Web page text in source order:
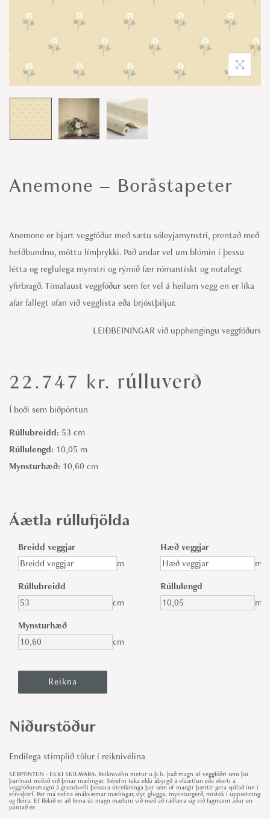
Anemone – Boråstapeter
22.747 kr. rúlluverð
Anemone er bjart veggfóður með sætu sóleyjamynstri, prentað með
hefðbundnu, möttu límþrykki. Það andar vel um blómin í þessu
létta og reglulega mynstri og rýmið fær rómantískt og notalegt
yfirbragð. Tímalaust veggfóður sem fer vel á heilum vegg en er líka
afar fallegt ofan við vegglista eða brjóstþiljur.
LEIÐBEININGAR við upphengingu veggfóðurs
Í boði sem biðpöntun
Rúllubreidd: 53 cm
Rúllulengd: 10,05 m
Mynsturhæð: 10,60 cm
Áætla rúllufjölda
Breidd veggjar
m
Hæð veggjar
m
Rúllubreidd
cm
Rúllulengd
m
Mynsturhæð
cm
Niðurstöður
Endilega stimplið tölur í reiknivélina
SÉRPÖNTUN - EKKI SKILAVARA: Reiknivélin metur u.þ.b. það magn af veggfóðri sem þú
þarfnast miðað við þínar mælingar. Sérefni taka ekki ábyrgð á ofáætlun eða skorti á
veggfóðursmagni á grundvelli þessara útreikninga þar sem of margir þættir geta spilað inn í
efnisþörf. Þar má nefna ónákvæmar mælingar, dyr, glugga, mynsturgerð, mistök í uppsetningu
og fleira. Ef flókið er að finna út magn mælum við með að ráðfæra sig við fagmann áður en
pantað er.